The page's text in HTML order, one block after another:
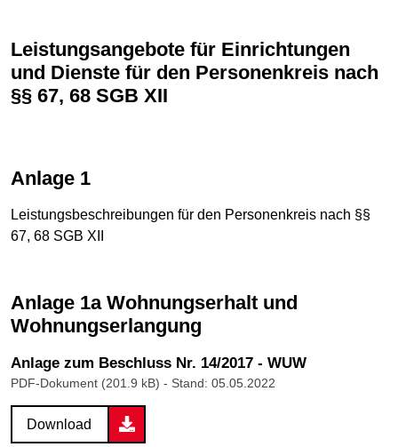
Leistungsangebote für Einrichtungen
und Dienste für den Personenkreis nach
§§ 67, 68 SGB XII
Anlage 1
Leistungsbeschreibungen für den Personenkreis nach §§
67, 68 SGB XII
Anlage 1a Wohnungserhalt und
Wohnungserlangung
Anlage zum Beschluss Nr. 14/2017 - WUW
PDF-Dokument (201.9 kB) - Stand: 05.05.2022
Download